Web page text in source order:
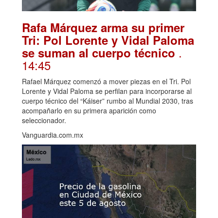
Rafa Márquez arma su primer
Tri: Pol Lorente y Vidal Paloma
se suman al cuerpo técnico .
14:45
Rafael Márquez comenzó a mover piezas en el Tri. Pol
Lorente y Vidal Paloma se perfilan para incorporarse al
cuerpo técnico del “Káiser” rumbo al Mundial 2030, tras
acompañarlo en su primera aparición como
seleccionador.
Vanguardia.com.mx